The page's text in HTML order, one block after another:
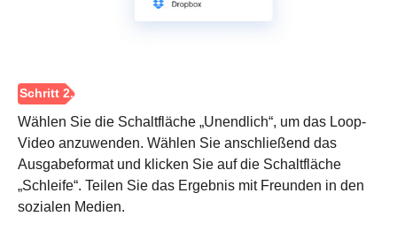
Wählen Sie die Schaltfläche „Unendlich“, um das Loop-
Video anzuwenden. Wählen Sie anschließend das
Ausgabeformat und klicken Sie auf die Schaltfläche
„Schleife“. Teilen Sie das Ergebnis mit Freunden in den
sozialen Medien.